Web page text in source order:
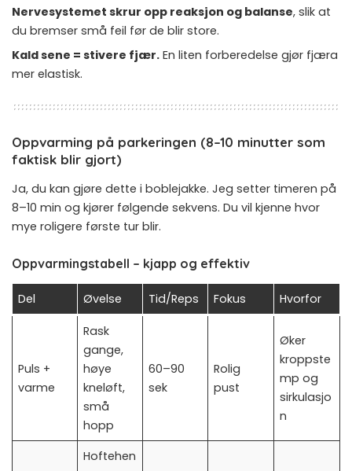
Nervesystemet skrur opp reaksjon og balanse, slik at
du bremser små feil før de blir store.
Kald sene = stivere fjær. En liten forberedelse gjør fjæra
mer elastisk.
Oppvarming på parkeringen (8–10 minutter som
faktisk blir gjort)
Ja, du kan gjøre dette i boblejakke. Jeg setter timeren på
8–10 min og kjører følgende sekvens. Du vil kjenne hvor
mye roligere første tur blir.
Oppvarmingstabell – kjapp og effektiv
Del Øvelse Tid/Reps Fokus Hvorfor
Puls +
varme
Rask
gange,
høye
kneløft,
små
hopp
60–90
sek
Rolig
pust
Øker
kroppste
mp og
sirkulasjo
n
Hoftehen